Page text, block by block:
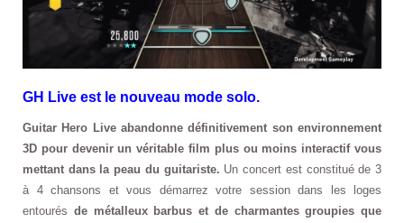
GH Live est le nouveau mode solo.
Guitar Hero Live abandonne définitivement son environnement
3D pour devenir un véritable film plus ou moins interactif vous
mettant dans la peau du guitariste. Un concert est constitué de 3
à 4 chansons et vous démarrez votre session dans les loges
entourés de métalleux barbus et de charmantes groupies que